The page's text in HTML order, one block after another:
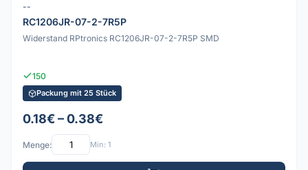
--
RC1206JR-07-2-7R5P
Widerstand RPtronics RC1206JR-07-2-7R5P SMD
150
Packung mit 25 Stück
0.18€ – 0.38€
Menge: Min: 1